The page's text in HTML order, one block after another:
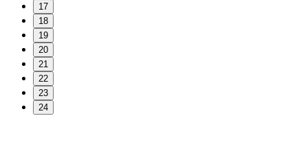
17
18
19
20
21
22
23
24